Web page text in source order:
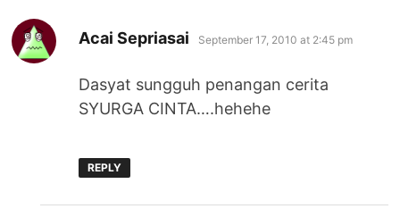
Acai Sepriasai says:
September 17, 2010 at 2:45 pm
Dasyat sungguh penangan cerita
SYURGA CINTA….hehehe
REPLY